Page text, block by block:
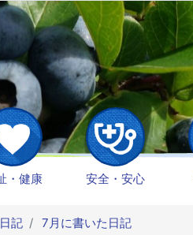
・健康 安全・安心
記 7月に書いた日記